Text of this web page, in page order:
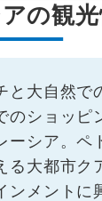
の観
と大自然で
のショッピ
ーシア。ペ
る大都市ク
ンメントに